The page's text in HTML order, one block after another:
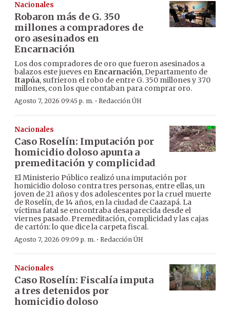
Nacionales
Robaron más de G. 350
millones a compradores de
oro asesinados en
Encarnación
Los dos compradores de oro que fueron asesinados a
balazos este jueves en Encarnación, Departamento de
Itapúa, sufrieron el robo de entre G. 350 millones y 370
millones, con los que contaban para comprar oro.
Agosto 7, 2026 09:45 p. m. · Redacción ÚH
Nacionales
Caso Roselín: Imputación por
homicidio doloso apunta a
premeditación y complicidad
El Ministerio Público realizó una imputación por
homicidio doloso contra tres personas, entre ellas, un
joven de 21 años y dos adolescentes por la cruel muerte
de Roselín, de 14 años, en la ciudad de Caazapá. La
víctima fatal se encontraba desaparecida desde el
viernes pasado. Premeditación, complicidad y las cajas
de cartón: lo que dice la carpeta fiscal.
Agosto 7, 2026 09:09 p. m. · Redacción ÚH
Nacionales
Caso Roselín: Fiscalía imputa
a tres detenidos por
homicidio doloso